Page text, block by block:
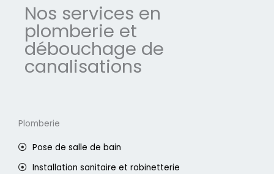
Nos services en
plomberie et
débouchage de
canalisations
Plomberie
Pose de salle de bain
Installation sanitaire et robinetterie